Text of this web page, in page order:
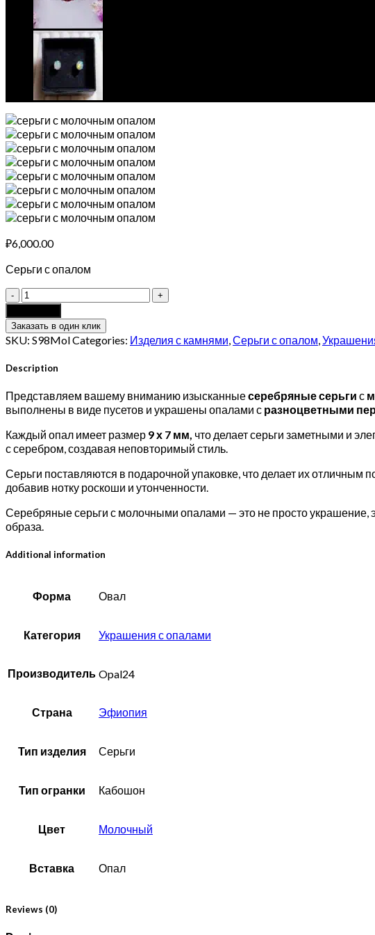
₽6,000.00
Серьги с опалом
Серьги
гвоздики
с
овальными
опалами
quantity
Заказать в один клик
SKU: S98MolCategories: Изделия с камнями,Серьги с опалом,
Description
Представляем вашему вниманию изысканныесеребряныесерьги с
выполнены в виде пусетов и украшены опалами с разноцветными
Каждый опал имеет размер 9 х 7 мм, что делает серьги заметными и
с серебром, создавая неповторимый стиль.
Серьги поставляются в подарочной упаковке, что делает их отличным
добавив нотку роскоши и утонченности.
Серебряные серьги с молочными опалами — это не просто украшение,
образа.
Additional information
Форма Овал
Категория Украшения с опалами
Производитель Opal24
Страна Эфиопия
Тип изделия Серьги
Тип огранки Кабошон
Цвет Молочный
Вставка Опал
Reviews (0)